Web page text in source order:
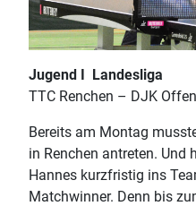
Jugend I Landesliga
TTC Renchen – DJK
Bereits am Montag
in Renchen antreten. Und
Hannes kurzfristig ins
Matchwinner. Denn bis